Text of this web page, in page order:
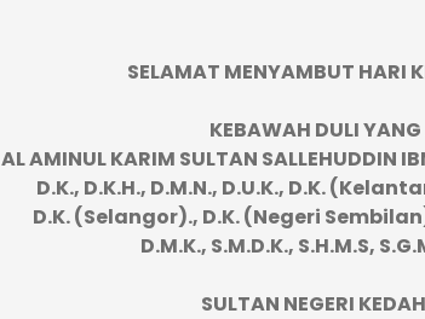
SELAMAT MENYAMBUT HARI
KEBAWAH DULI
AL AMINUL KARIM SULTAN SALLEHUDDIN
D.K., D.K.H., D.M.N., D.U.K., D.K.
D.K. (Selangor)., D.K. (Negeri
D.M.K., S.M.D.K., S.H.M.S,
SULTAN NEGERI